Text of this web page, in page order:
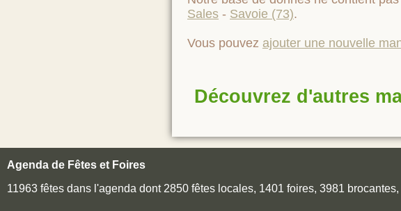
Sales - Savoie (73).
Vous pouvez ajouter une nouvelle
Découvrez d'autres
Agenda de Fêtes et Foires
11963 fêtes dans l'agenda dont 2850 fêtes locales, 1401 foires, 3981